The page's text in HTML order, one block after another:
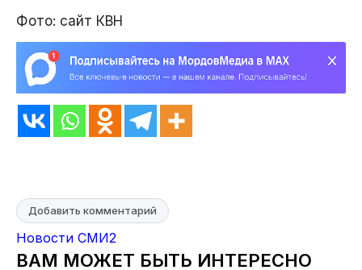
Фото: сайт КВН
Добавить комментарий
Новости СМИ2
ВАМ МОЖЕТ БЫТЬ ИНТЕРЕСНО